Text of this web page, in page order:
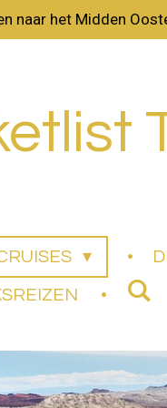
naar het Midden